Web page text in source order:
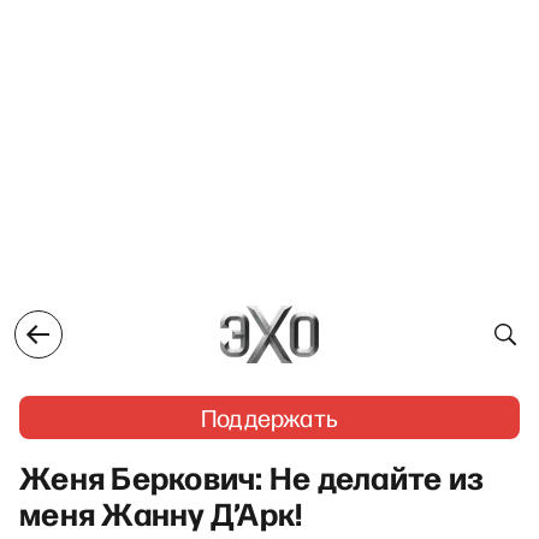
Поддержать
Женя Беркович: Не делайте из
меня Жанну Д’Арк!